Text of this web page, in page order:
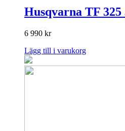
Husqvarna TF
6 990 kr
Lägg till i varukorg